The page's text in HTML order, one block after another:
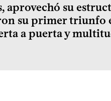
aprovechó su
su primer triunfo
a puerta y